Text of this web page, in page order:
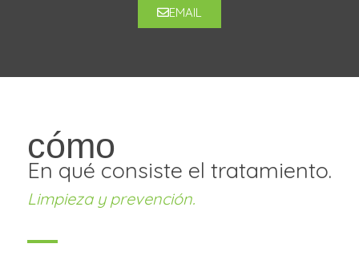
EMAIL
cómo
En qué consiste el tratamiento.
Limpieza y prevención.